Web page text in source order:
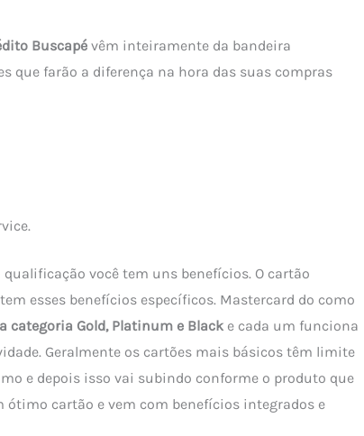
Buscapé vêm inteiramente da bandeira
que farão a diferença na hora das suas compras
você tem uns benefícios. O cartão
esses benefícios específicos. Mastercard do como
categoria Gold, Platinum e Black e cada um funciona
Geralmente os cartões mais básicos têm limite
e depois isso vai subindo conforme o produto que
ótimo cartão e vem com benefícios integrados e